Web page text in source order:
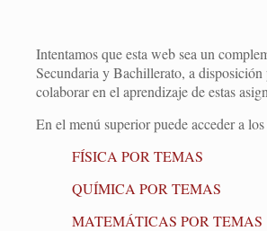
Intentamos que esta web sea un
Secundaria y Bachillerato, a
colaborar en el aprendizaje de estas
En el menú superior puede acceder a
FÍSICA POR TEMAS
QUÍMICA POR TEMAS
MATEMÁTICAS POR TEMAS